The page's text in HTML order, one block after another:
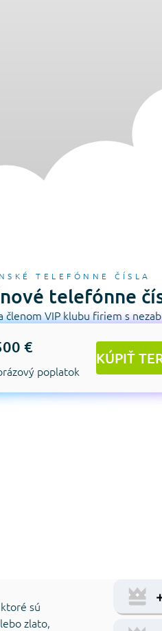
TELEFÓNNE ČÍSLA
telefónne
členom VIP klubu firiem s
€
poplatok
KÚPIŤ
sú
zlato,